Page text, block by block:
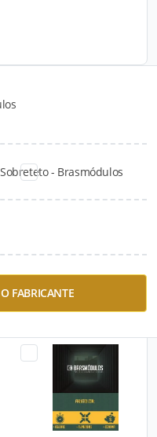
- Brasmódulos
FABRICANTE
Obra - Brasmódulos